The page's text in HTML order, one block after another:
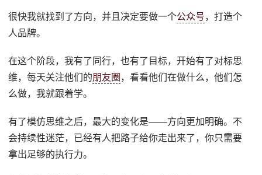
很快我就找到了方向，并且决定要做一个公众号，打造个
人品牌。
在这个阶段，我有了同行，也有了目标，开始有了对标思
维，每天关注他们的朋友圈 ，看看他们在做什么，他们怎
么做，我就跟着学。
有了模仿思维之后，最大的变化是——方向更加明确。不
会持续性迷茫，已经有人把路子给你走出来了，你只需要
拿出足够的执行力。